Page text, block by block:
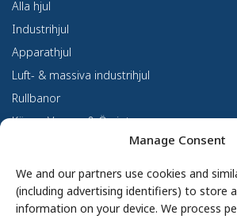
Manage Consent
We and our partners use cookies and
(including advertising identifiers) to store
information on your device. We process
Alla hjul
Industrihjul
Apparathjul
Luft- & massiva industrihjul
Rullbanor
Kärror, Vagnar & Övrigt
Om oss
Om Haco Tellus